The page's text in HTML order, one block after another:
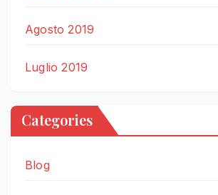
Agosto 2019
Luglio 2019
Categories
Blog